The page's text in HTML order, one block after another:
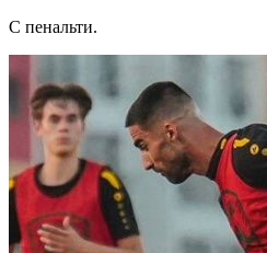
С пенальти.